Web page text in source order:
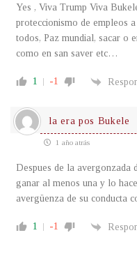
Yes , Viva Trump Viva
proteccionismo de empleos
todos, Paz mundial, sacar o
como en san saver etc…
1 -1
la era pos Bukele
1 año atrás
Despues de la avergonzada
ganar al menos una y lo
avergüenza de su conducta
1 -1